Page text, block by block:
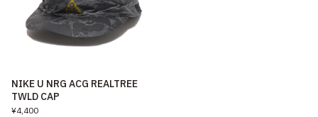
NIKE U NRG ACG REALTREE
TWLD CAP
¥4,400